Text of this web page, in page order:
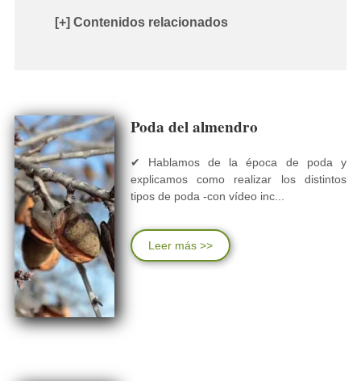
[+] Contenidos relacionados
Poda del almendro
✔ Hablamos de la época de poda y
explicamos como realizar los distintos
tipos de poda -con vídeo inc...
Leer más >>